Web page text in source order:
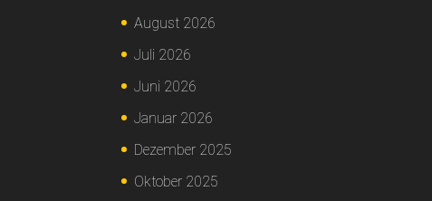
August 2026
Juli 2026
Juni 2026
Januar 2026
Dezember 2025
Oktober 2025